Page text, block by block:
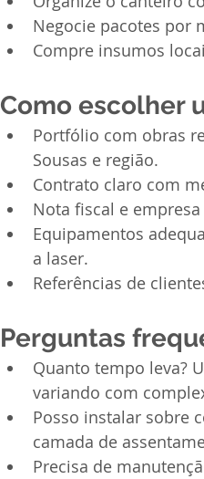
Negocie pacotes por
Compre insumos
Como escolher
Portfólio com obras
Sousas e região.
Contrato claro com
Nota fiscal e
Equipamentos
a laser.
Referências de
Perguntas
Quanto tempo leva?
variando com
Posso instalar sobre
camada de
Precisa de